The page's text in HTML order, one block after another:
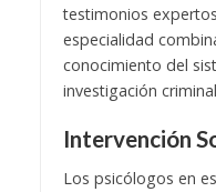
testimonios
especialidad
conocimiento del
investigación
Intervención
Los psicólogos en